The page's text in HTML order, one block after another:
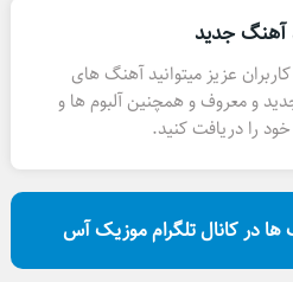
آهنگ جدید
عزیز میتوانید آهنگ های
و معروف و همچنین آلبوم ها و
را دریافت کنید.
در کانال تلگرام موزیک آس